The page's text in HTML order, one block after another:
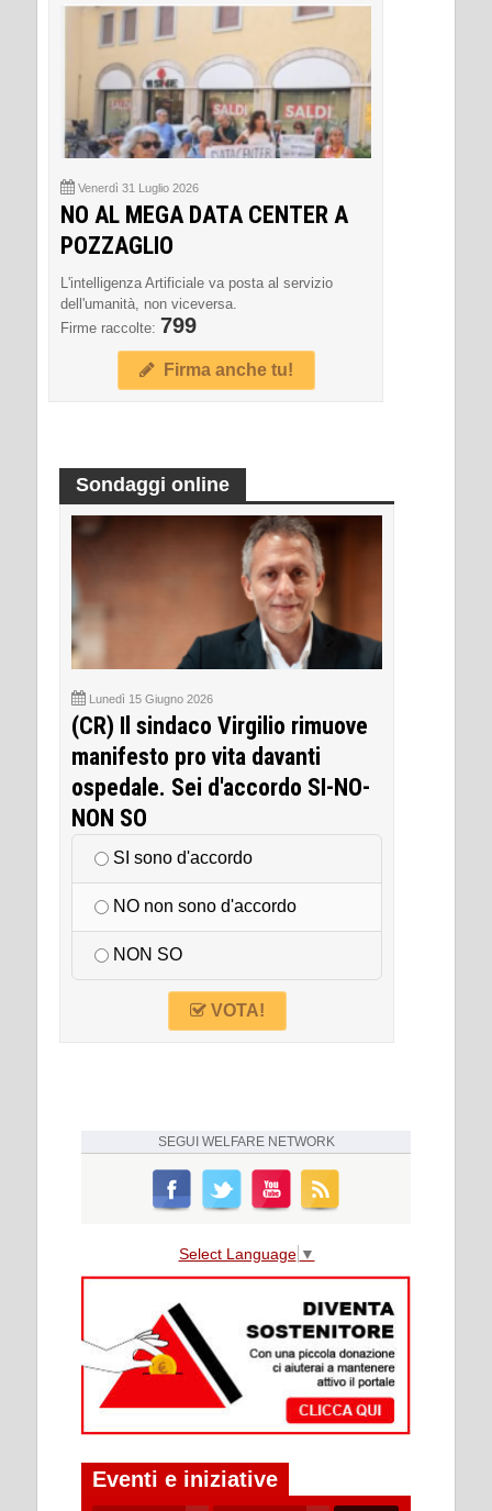
Venerdì 31 Luglio 2026
NO AL MEGA DATA CENTER A
POZZAGLIO
L'intelligenza Artificiale va posta al servizio
dell'umanità, non viceversa.
Firme raccolte: 799
Firma anche tu!
Sondaggi online
Lunedì 15 Giugno 2026
(CR) Il sindaco Virgilio rimuove
manifesto pro vita davanti
ospedale. Sei d'accordo SI-NO-
NON SO
SI sono d'accordo
NO non sono d'accordo
NON SO
VOTA!
SEGUI WELFARE NETWORK
Select Language ▼
Eventi e iniziative